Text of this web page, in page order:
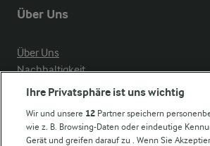
Über Uns
Über Uns
Nachhaltigkeit
Compliance
Arla in anderen Ländern
Ihre Privatsphäre ist uns wichtig
Wir und unsere 12 Partner speichern
wie z. B. Browsing-Daten oder eindeutige
Gerät und greifen darauf zu . Wenn Sie